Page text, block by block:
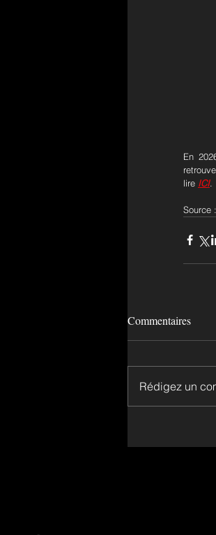
En
lire ICI.
Source
Commentaires
Rédigez un